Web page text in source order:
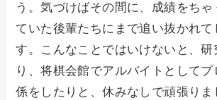
う。気づけばその間に、成績をち
ていた後輩たちにまで追い抜かれ
す。こんなことではいけないと、研
り、将棋会館でアルバイトとして
係をしたりと、休みなしで頑張りま